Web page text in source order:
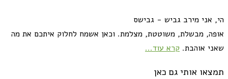
הי, אני מירב גביש - גבישס
אופה, מבשלת, משוטטת, מצלמת. וכאן אשמח לחלוק איתכם את מה
שאני אוהבת. קרא עוד...
תמצאו אותי גם כאן